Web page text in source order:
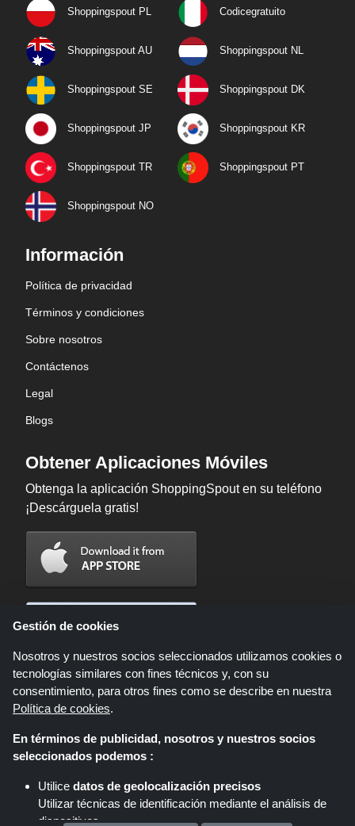
Shoppingspout PL Codicegratuito
Shoppingspout AU Shoppingspout NL
Shoppingspout SE Shoppingspout DK
Shoppingspout JP Shoppingspout KR
Shoppingspout TR Shoppingspout PT
Shoppingspout NO
Información
Política de privacidad
Términos y condiciones
Sobre nosotros
Contáctenos
Legal
Blogs
Obtener Aplicaciones Móviles
Obtenga la aplicación ShoppingSpout en su teléfono
¡Descárguela gratis!
Shoppingspout.com/es es un sitio web que presenta ofertas, descuentos y
cupones; Estas ofertas u ofertas están disponibles a través de diferentes
cuando usted realiza una compra a través de estos enlaces,
Shoppingspout.com/es gana comisiones únicamente a través de estos
Gestión de cookies
Nosotros y nuestros socios seleccionados utilizamos cookies o
tecnologías similares con fines técnicos y, con su
consentimiento, para otros fines como se describe en nuestra
Política de cookies.
En términos de publicidad, nosotros y nuestros socios
seleccionados podemos :
Utilice datos de geolocalización precisos
Utilizar técnicas de identificación mediante el análisis de
dispositivos.